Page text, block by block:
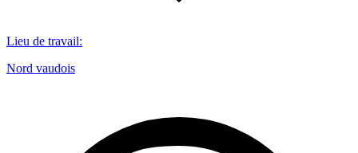
Lieu de travail:
Nord vaudois